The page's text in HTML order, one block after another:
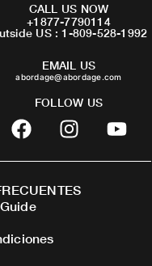
CALL US NOW
+1877-7790114
US : 1-809-528-1992
EMAIL US
abordage@abordage.com
FOLLOW US
F
a
c
b
o
o
I
n
s
a
Y
o
u